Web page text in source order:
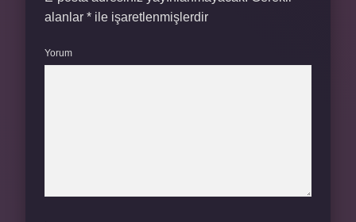
alanlar * ile işaretlenmişlerdir
Yorum